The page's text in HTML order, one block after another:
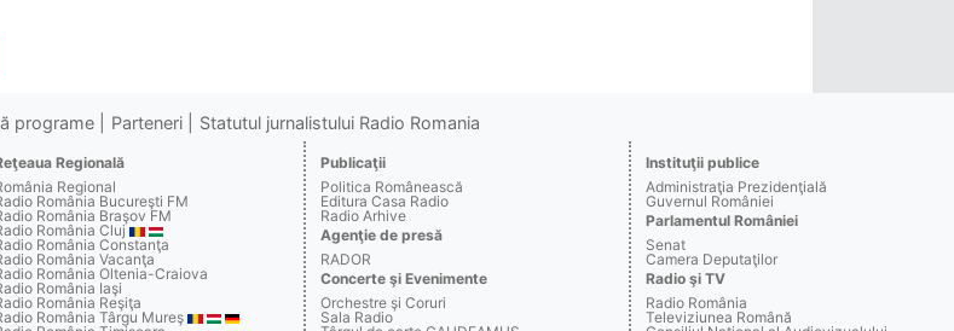
programe Parteneri Statutul jurnalistului Radio Romania
Regională
Regional
România Bucureşti FM
România Braşov FM
România Cluj
România Constanţa
România Vacanţa
România Oltenia-Craiova
România Iaşi
România Reşiţa
România Târgu Mureş
Publicaţii
Politica Românească
Editura Casa Radio
Radio Arhive
Agenţie de presă
RADOR
Concerte şi Evenimente
Orchestre şi Coruri
Sala Radio
Instituţii publice
Administraţia Prezidenţială
Guvernul României
Parlamentul României
Senat
Camera Deputaţilor
Radio şi TV
Radio România
Televiziunea Română